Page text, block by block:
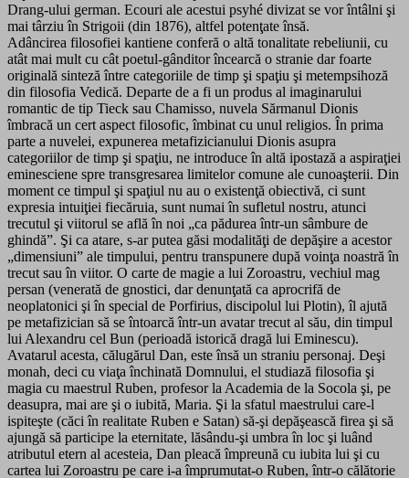
Drang-ului german. Ecouri ale acestui psyhé divizat se vor întâlni şi
mai târziu în Strigoii (din 1876), altfel potenţate însă.
Adâncirea filosofiei kantiene conferă o altă tonalitate rebeliunii, cu
atât mai mult cu cât poetul-gânditor încearcă o stranie dar foarte
originală sinteză între categoriile de timp şi spaţiu şi metempsihoză
din filosofia Vedică. Departe de a fi un produs al imaginarului
romantic de tip Tieck sau Chamisso, nuvela Sărmanul Dionis
îmbracă un cert aspect filosofic, îmbinat cu unul religios. În prima
parte a nuvelei, expunerea metafizicianului Dionis asupra
categoriilor de timp şi spaţiu, ne introduce în altă ipostază a aspiraţiei
eminesciene spre transgresarea limitelor comune ale cunoaşterii. Din
moment ce timpul şi spaţiul nu au o existenţă obiectivă, ci sunt
expresia intuiţiei fiecăruia, sunt numai în sufletul nostru, atunci
trecutul şi viitorul se află în noi „ca pădurea într-un sâmbure de
ghindă”. Şi ca atare, s-ar putea găsi modalităţi de depăşire a acestor
„dimensiuni” ale timpului, pentru transpunere după voinţa noastră în
trecut sau în viitor. O carte de magie a lui Zoroastru, vechiul mag
persan (venerată de gnostici, dar denunţată ca aprocrifă de
neoplatonici şi în special de Porfirius, discipolul lui Plotin), îl ajută
pe metafizician să se întoarcă într-un avatar trecut al său, din timpul
lui Alexandru cel Bun (perioadă istorică dragă lui Eminescu).
Avatarul acesta, călugărul Dan, este însă un straniu personaj. Deşi
monah, deci cu viaţa închinată Domnului, el studiază filosofia şi
magia cu maestrul Ruben, profesor la Academia de la Socola şi, pe
deasupra, mai are şi o iubită, Maria. Şi la sfatul maestrului care-l
ispiteşte (căci în realitate Ruben e Satan) să-şi depăşească firea şi să
ajungă să participe la eternitate, lăsându-şi umbra în loc şi luând
atributul etern al acesteia, Dan pleacă împreună cu iubita lui şi cu
cartea lui Zoroastru pe care i-a împrumutat-o Ruben, într-o călătorie